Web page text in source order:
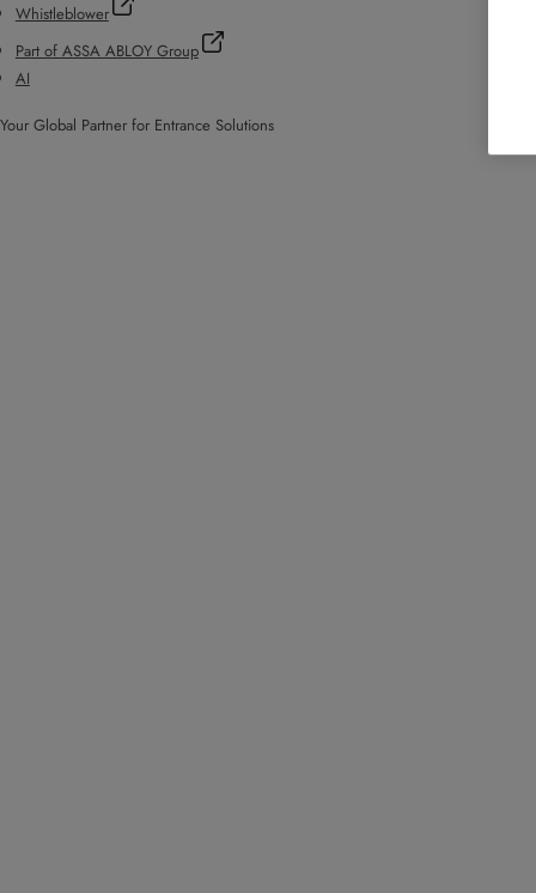
Whistleblower
Part of ASSA ABLOY Group
AI
Your Global Partner for Entrance Solutions